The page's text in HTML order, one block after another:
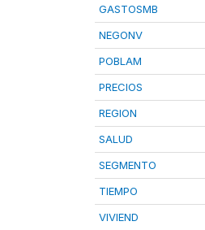
GASTOSMB
NEGONV
POBLAM
PRECIOS
REGION
SALUD
SEGMENTO
TIEMPO
VIVIEND